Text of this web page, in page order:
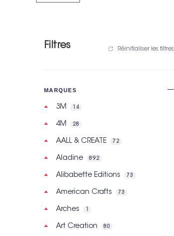
Filtres Réinitialiser les filtres
MARQUES
3M 14
4M 28
AALL & CREATE 72
Aladine 892
Alibabette Editions 73
American Crafts 73
Arches
Art Creation 80